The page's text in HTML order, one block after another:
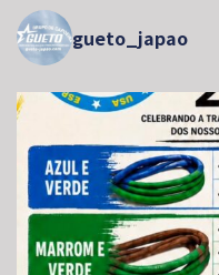
gueto_japao